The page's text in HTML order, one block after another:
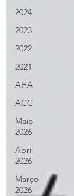
2024
2023
2022
2021
AHA
ACC
Maio
2026
Abril
2026
Março
2026